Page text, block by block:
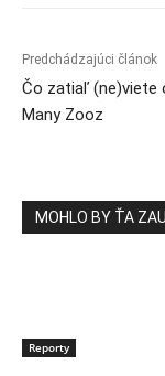
Predchádzajúci článok
Čo zatiaľ (ne)viete
Many Zooz
MOHLO BY ŤA
Reporty